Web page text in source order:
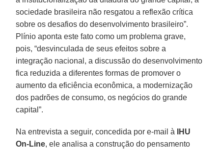
sociedade brasileira não resgatou a reflexão crítica
sobre os desafios do desenvolvimento brasileiro”.
Plínio aponta este fato como um problema grave,
pois, “desvinculada de seus efeitos sobre a
integração nacional, a discussão do desenvolvimento
fica reduzida a diferentes formas de promover o
aumento da eficiência econômica, a modernização
dos padrões de consumo, os negócios do grande
capital”.
Na entrevista a seguir, concedida por e-mail à
IHU
On-Line, ele analisa a construção do pensamento